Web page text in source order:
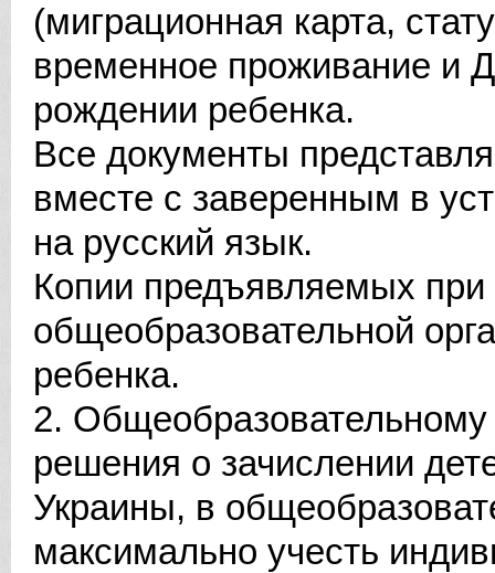
(миграционная карта,
временное проживание и
рождении ребенка.
Все документы
вместе с заверенным в
на русский язык.
Копии предъявляемых
общеобразовательной
ребенка.
2.
решения о зачислении
Украины, в
максимально учесть